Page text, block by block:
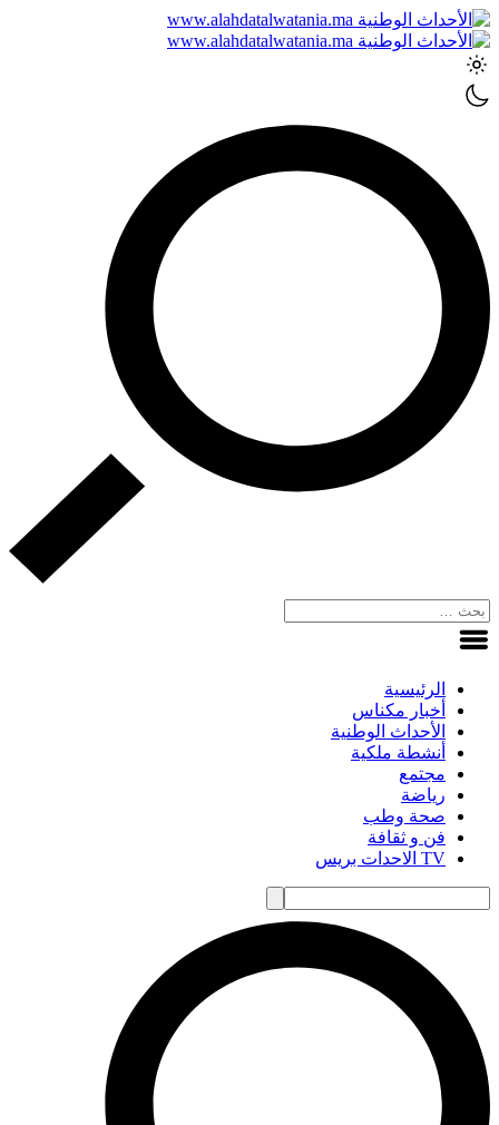
الرئيسية
أخبار مكناس
الأحداث الوطنية
أنشطة ملكية
مجتمع
رياضة
صحة وطب
فن و ثقافة
TV الاحدات بريس